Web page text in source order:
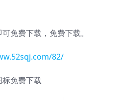
免费下载，免费下载。
82/
标免费下载